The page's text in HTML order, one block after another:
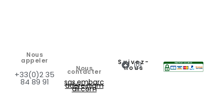
Nous
appeler
+33(0)2 35
84 89 91
Nous
contacter
sas.embarc
adere@gm
ail.com
Suivez-
nous